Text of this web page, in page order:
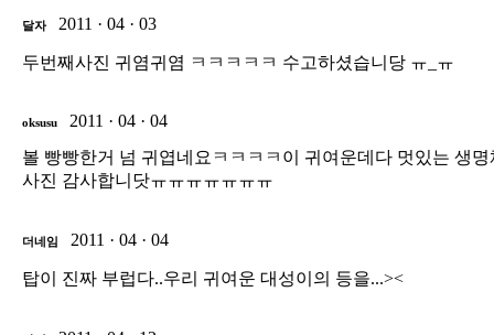
달자 2011 · 04 · 03
두번째사진 귀염귀염 ㅋㅋㅋㅋㅋ 수고하셨습니당 ㅠ_ㅠ
oksusu
2011 · 04 · 04
볼 빵빵한거 넘 귀엽네요ㅋㅋㅋㅋ이 귀여운데다 멋있는 생
사진 감사합니닷ㅠㅠㅠㅠㅠㅠㅠ
더네임 2011 · 04 · 04
탑이 진짜 부럽다..우리 귀여운 대성이의 등을...><